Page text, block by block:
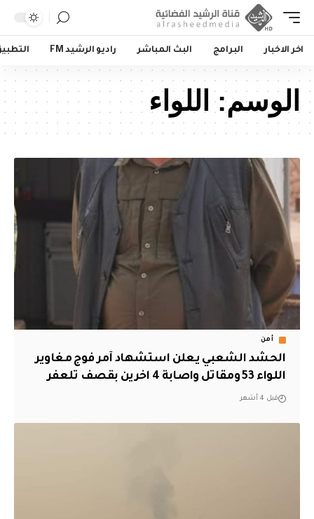
اخر الاخبار البرامج البث المباشر راديو الرشيد FM
الوسم: اللواء
أمن
الحشد الشعبي يعلن استشهاد آمر فوج مغاوير
اللواء 53 ومقاتل واصابة 4 اخرين بقصف تلعفر
قبل 4 أشهر